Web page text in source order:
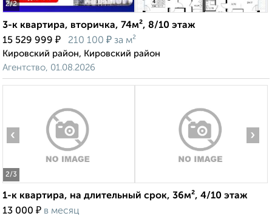
2/2
3-к квартира, вторичка, 74м², 8/10 этаж
15 529 999 ₽ 210 100 ₽ за м²
Кировский район, Кировский район
Агентство, 01.08.2026
2/3
‹ ›
1-к квартира, на длительный срок, 36м², 4/10 этаж
13 000 ₽ в месяц